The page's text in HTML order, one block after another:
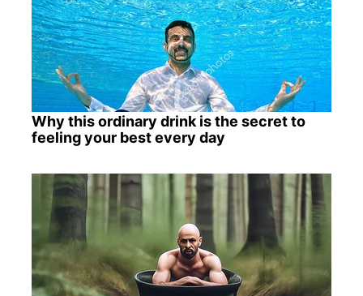
Why this ordinary drink is the secret to
feeling your best every day